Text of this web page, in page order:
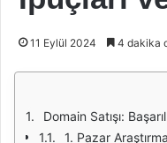
11 Eylül 2024 4 dakika
Domain Satışı:
1. Pazar